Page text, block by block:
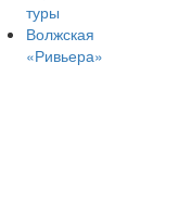
туры
Волжская
«Ривьера»